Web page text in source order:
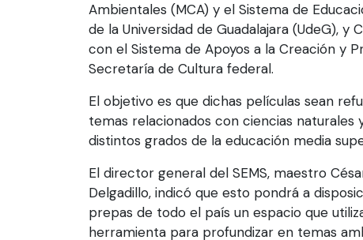
Ambientales (MCA) y el Sistema de
de la Universidad de Guadalajara (UdeG), y
con el Sistema de Apoyos a la Creación y
Secretaría de Cultura federal.
El objetivo es que dichas películas sean
temas relacionados con ciencias naturales
distintos grados de la educación media
El director general del SEMS, maestro
Delgadillo, indicó que esto pondrá a
prepas de todo el país un espacio que
herramienta para profundizar en temas